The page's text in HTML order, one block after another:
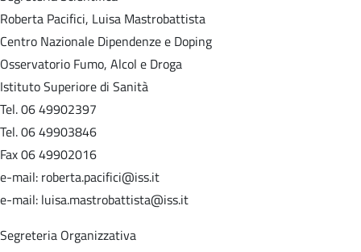
Roberta Pacifici, Luisa Mastrobattista
Centro Nazionale Dipendenze e Doping
Osservatorio Fumo, Alcol e Droga
Istituto Superiore di Sanità
Tel. 06 49902397
Tel. 06 49903846
Fax 06 49902016
e-mail: roberta.pacifici@iss.it
e-mail: luisa.mastrobattista@iss.it
Segreteria Organizzativa